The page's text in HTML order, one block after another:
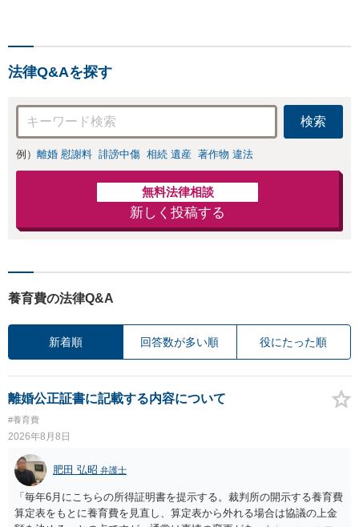
法律Q&Aを探す
検索
例） 離婚 慰謝料 誹謗中傷 相続 遺産 著作物 違法
無料法律相談
新しく投稿する
養育費の法律Q&A
新着順 回答数が多い順 役にたった順
離婚公正証書に記載する内容について
#養育費
2026年8月8日
肥田 弘昭 弁護士
「毎年6月にこちらの所得証明書を提示する。裁判所の開示する養育費
算定表をもとに養育費を見直し、算定表から外れる場合は協議の上金